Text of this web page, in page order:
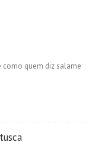
quem diz salame